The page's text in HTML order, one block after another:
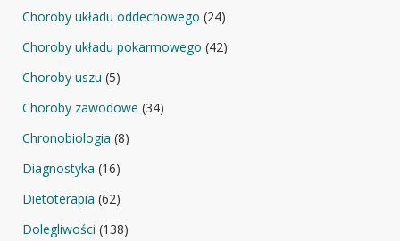
Choroby układu oddechowego (24)
Choroby układu pokarmowego (42)
Choroby uszu (5)
Choroby zawodowe (34)
Chronobiologia (8)
Diagnostyka (16)
Dietoterapia (62)
Dolegliwości (138)